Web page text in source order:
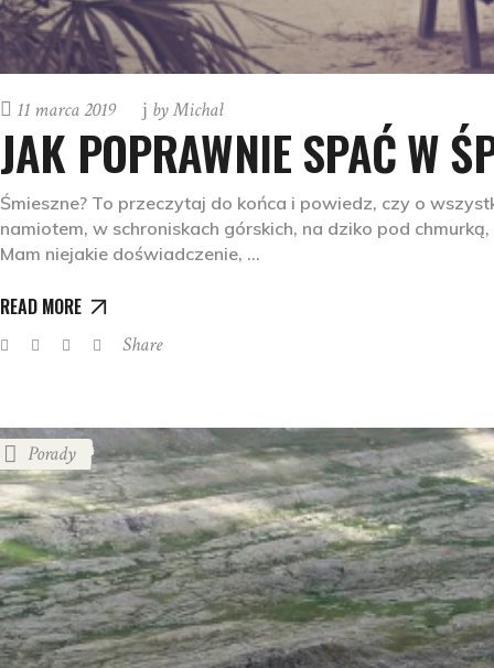
11 marca 2019 byMichał
JAK POPRAWNIE SPAĆ W
Śmieszne? To przeczytaj do końca i powiedz, czy o
namiotem, w schroniskach górskich, na dziko pod
Mam niejakie doświadczenie,
READ MORE
Share
Porady